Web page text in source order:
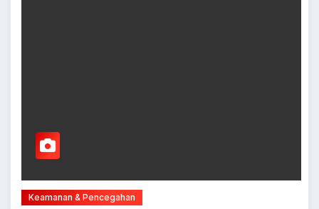
Keamanan & Pencegahan